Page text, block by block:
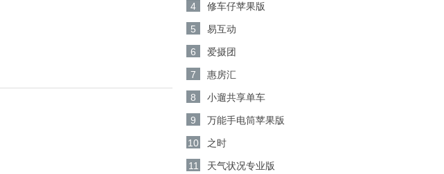
4 修车仔苹果版
5 易互动
6 爱摄团
7 惠房汇
8 小遛共享单车
9 万能手电筒苹果版
10 之时
11 天气状况专业版